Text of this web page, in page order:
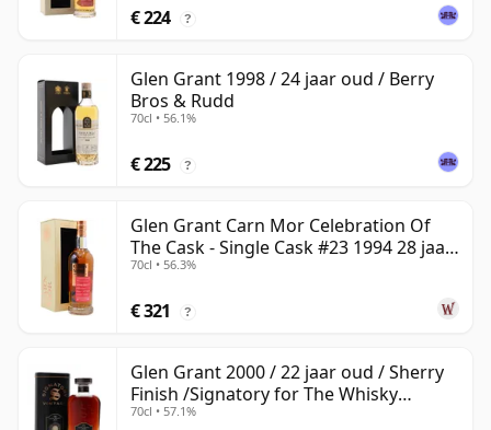
€ 224 ?
Glen Grant 1998 / 24 jaar oud / Berry
Bros & Rudd
70cl • 56.1%
€ 225 ?
Glen Grant Carn Mor Celebration Of
The Cask - Single Cask #23 1994 28 jaar
oud
70cl • 56.3%
€ 321 ?
Glen Grant 2000 / 22 jaar oud / Sherry
Finish /Signatory for The Whisky
Exchange
70cl • 57.1%